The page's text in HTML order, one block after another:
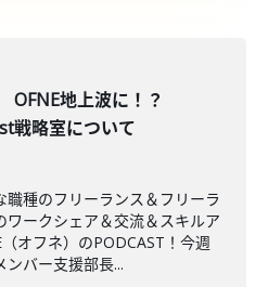
地上波に！？
戦略室について
職種のフリーランス＆フリーラ
ワークシェア＆交流＆スキルア
オフネ）のPODCAST！今週
バー支援部長...